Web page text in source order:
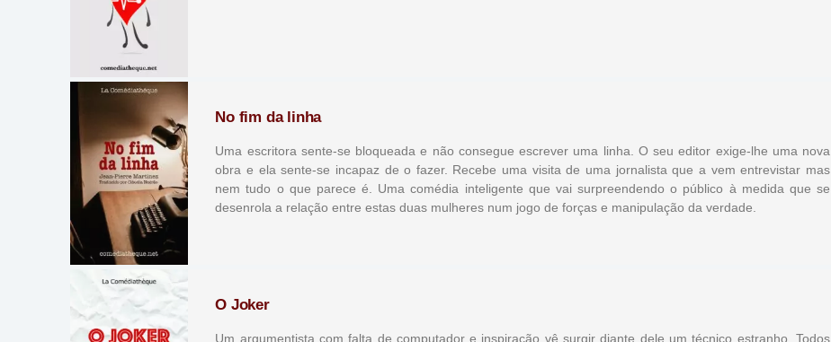
No fim da linha
Uma escritora sente-se bloqueada e não consegue escrever uma linha. O seu editor exige-lhe uma nova
obra e ela sente-se incapaz de o fazer. Recebe uma visita de uma jornalista que a vem entrevistar mas
nem tudo o que parece é. Uma comédia inteligente que vai surpreendendo o público à medida que se
desenrola a relação entre estas duas mulheres num jogo de forças e manipulação da verdade.
O Joker
Um argumentista com falta de computador e inspiração vê surgir diante dele um técnico estranho. Todos